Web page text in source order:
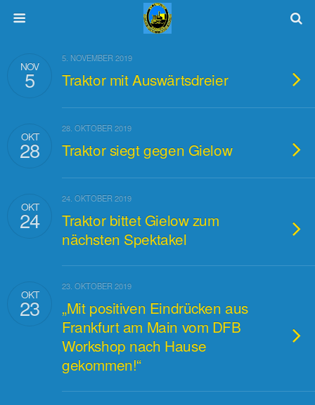
NOV
5
5. NOVEMBER 2019
Traktor mit Auswärtsdreier
OKT
28
28. OKTOBER 2019
Traktor siegt gegen Gielow
OKT
24
24. OKTOBER 2019
Traktor bittet Gielow zum
nächsten Spektakel
OKT
23
23. OKTOBER 2019
„Mit positiven Eindrücken aus
Frankfurt am Main vom DFB
Workshop nach Hause
gekommen!“